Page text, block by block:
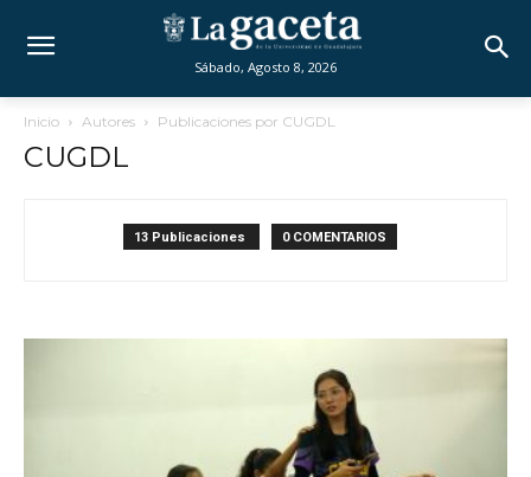
Sábado, Agosto 8, 2026
Inicio Autores Publicaciones por CUGDL
CUGDL
13 Publicaciones 0 COMENTARIOS